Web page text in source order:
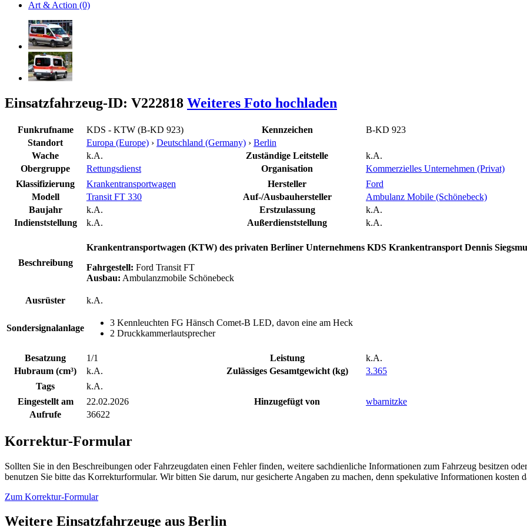
Art & Action (0)
Einsatzfahrzeug-ID: V222818 Weiteres Foto hochladen
Funkrufname KDS - KTW (B-KD 923) Kennzeichen
B-KD 923
Standort
Europa (Europe) › Deutschland (Germany) › Berlin
Wache
k.A. Zuständige Leitstelle
k.A.
Obergruppe
Rettungsdienst Organisation
Kommerzielles Unternehmen (Privat)
Klassifizierung
Krankentransportwagen Hersteller
Ford
Modell
Transit FT 330 Auf-/Ausbauhersteller
Ambulanz Mobile (Schönebeck)
Baujahr
k.A. Erstzulassung
k.A.
Indienststellung
k.A. Außerdienststellung k.A.
Beschreibung
Krankentransportwagen (KTW) des privaten Berliner Unternehmens KDS Krankentransport Dennis
Fahrgestell: Ford Transit FT
Ausbau: Ambulanzmobile Schönebeck
Ausrüster k.A.
Sondersignalanlage
3 Kennleuchten FG Hänsch Comet-B LED, davon eine am Heck
2 Druckkammerlautsprecher
Besatzung 1/1 Leistung
k.A.
Hubraum (cm³)
k.A. Zulässiges Gesamtgewicht (kg)
3.365
Tags
k.A.
Eingestellt am
22.02.2026 Hinzugefügt von
wbarnitzke
Aufrufe
36622
Korrektur-Formular
Sollten Sie in den Beschreibungen oder Fahrzeugdaten einen Fehler finden, weitere sachdienliche Informationen zum Fahrzeug besitzen
benutzen Sie bitte das Korrekturformular. Wir bitten Sie darum, nur gesicherte Angaben zu machen, denn spekulative Informationen
Zum Korrektur-Formular
Weitere Einsatzfahrzeuge aus Berlin